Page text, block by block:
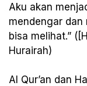
Aku akan
mendengar
bisa melihat.”
Hurairah)
Al Qur’an dan Hadits yang berbicara tentang cinta